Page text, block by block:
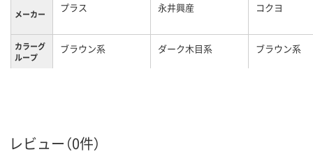
メーカー プラス 永井興産 コクヨ
カラーグ
ループ
ブラウン系 ダーク木目系 ブラウン系
レビュー（0件）